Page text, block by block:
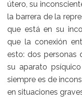
útero, su
la barrera de la
que está en su
que la conexión
esto: dos personas
su aparato
siempre es de
en situaciones